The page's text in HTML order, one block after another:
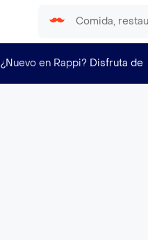
¿Nuevo en Rappi? Disfruta de